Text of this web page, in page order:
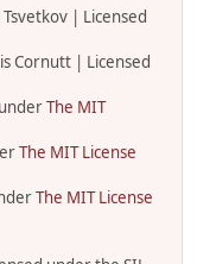
| Licensed
Cornutt | Licensed
The MIT
The MIT License
The MIT License